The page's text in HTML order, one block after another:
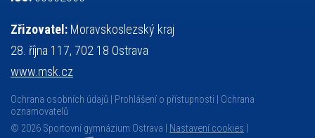
Zřizovatel: Moravskoslezský kraj
28. října 117, 702 18 Ostrava
www.msk.cz
Ochrana osobních údajů Prohlášení o přístupnosti
Ochrana
oznamovatelů
© 2026 Sportovní gymnázium Ostrava |
Nastavení cookies